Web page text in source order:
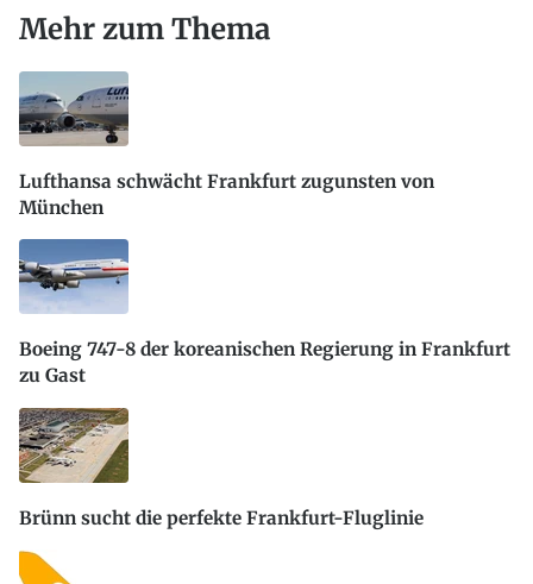
Mehr zum Thema
Lufthansa schwächt Frankfurt zugunsten von
München
Boeing 747-8 der koreanischen Regierung in Frankfurt
zu Gast
Brünn sucht die perfekte Frankfurt-Fluglinie